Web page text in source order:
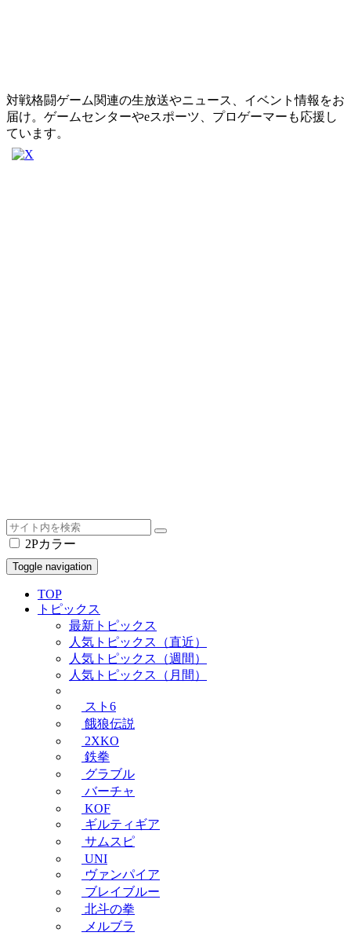
対戦格闘ゲーム関連の生放送やニュース、イベント情報をお
届け。ゲームセンターやeスポーツ、プロゲーマーも応援し
ています。
2Pカラー
Toggle navigation
TOP
トピックス
最新トピックス
人気トピックス（直近）
人気トピックス（週間）
人気トピックス（月間）
スト6
餓狼伝説
2XKO
鉄拳
グラブル
バーチャ
KOF
ギルティギア
サムスピ
UNI
ヴァンパイア
ブレイブルー
北斗の拳
メルブラ